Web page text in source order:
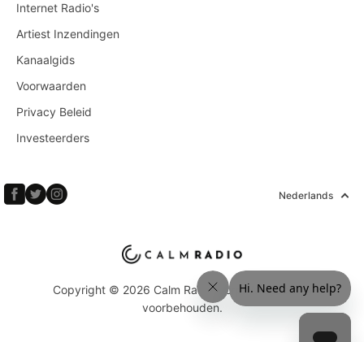
Internet Radio's
Artiest Inzendingen
Kanaalgids
Voorwaarden
Privacy Beleid
Investeerders
Nederlands
Copyright © 2026 Calm Radio Corp. Alle rechten
voorbehouden.